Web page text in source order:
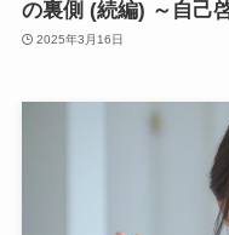
の裏側 (続編) ～自己
2025年3月16日